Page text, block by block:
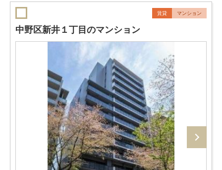
賃貸 マンション
中野区新井１丁目のマンション